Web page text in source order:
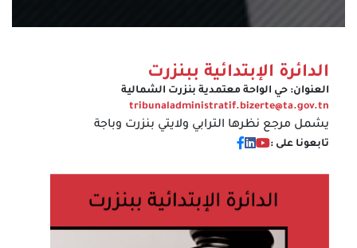
الدائرة الإبتدائية ببنزرت
العنوان: حي الواحة معتمدية بنزرت الشمالية
tribunaladministratif.bizerte@ta.gov.tn
يشمل مرجع نظرها الترابي ولايتي بنزرت وباجة
تابعونا على :